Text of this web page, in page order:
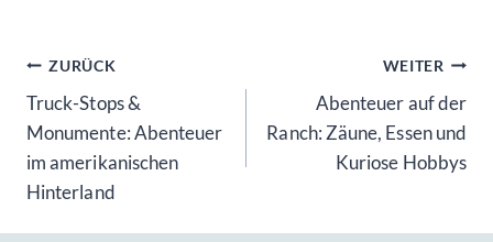
Beitragsnavigation
ZURÜCK
Truck-Stops &
Monumente: Abenteuer
im amerikanischen
Hinterland
WEITER
Abenteuer auf der
Ranch: Zäune, Essen und
Kuriose Hobbys